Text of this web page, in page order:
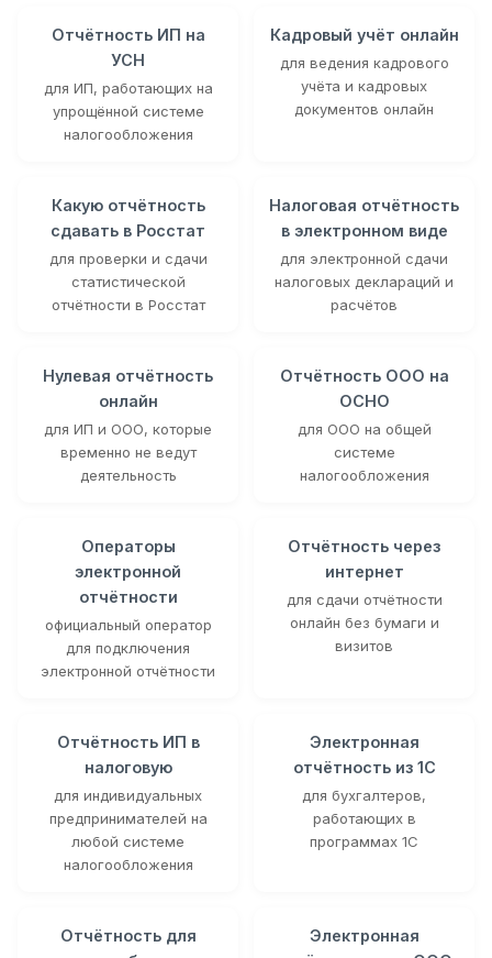
Отчётность ИП на
УСН
для ИП, работающих на
упрощённой системе
налогообложения
Кадровый учёт онлайн
для ведения кадрового
учёта и кадровых
документов онлайн
Какую отчётность
сдавать в Росстат
для проверки и сдачи
статистической
отчётности в Росстат
Налоговая отчётность
в электронном виде
для электронной сдачи
налоговых деклараций и
расчётов
Нулевая отчётность
онлайн
для ИП и ООО, которые
временно не ведут
деятельность
Отчётность ООО на
ОСНО
для ООО на общей
системе
налогообложения
Операторы
электронной
отчётности
официальный оператор
для подключения
электронной отчётности
Отчётность через
интернет
для сдачи отчётности
онлайн без бумаги и
визитов
Отчётность ИП в
налоговую
для индивидуальных
предпринимателей на
любой системе
налогообложения
Электронная
отчётность из 1С
для бухгалтеров,
работающих в
программах 1С
Отчётность для
Электронная